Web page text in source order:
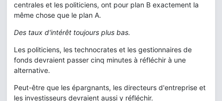
centrales et les politiciens, ont pour plan B exactement la
même chose que le plan A.
Des taux d'intérêt toujours plus bas.
Les politiciens, les technocrates et les gestionnaires de
fonds devraient passer cinq minutes à réfléchir à une
alternative.
Peut-être que les épargnants, les directeurs d'entreprise et
les investisseurs devraient aussi y réfléchir.